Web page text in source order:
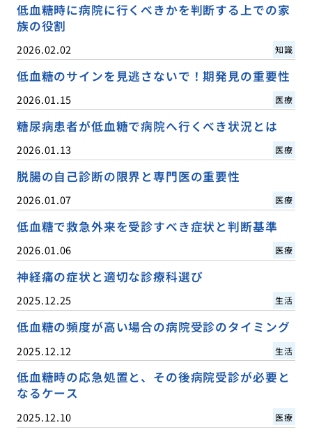
低血糖時に病院に行くべきかを判断する上での家
族の役割
2026.02.02 知識
低血糖のサインを見逃さないで！期発見の重要性
2026.01.15 医療
糖尿病患者が低血糖で病院へ行くべき状況とは
2026.01.13 医療
脱腸の自己診断の限界と専門医の重要性
2026.01.07 医療
低血糖で救急外来を受診すべき症状と判断基準
2026.01.06 医療
神経痛の症状と適切な診療科選び
2025.12.25 生活
低血糖の頻度が高い場合の病院受診のタイミング
2025.12.12 生活
低血糖時の応急処置と、その後病院受診が必要と
なるケース
2025.12.10 医療